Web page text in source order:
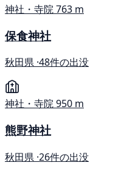
神社・寺院763 m
保食神社
秋田県 ·48件の出没
神社・寺院950 m
熊野神社
秋田県 ·26件の出没